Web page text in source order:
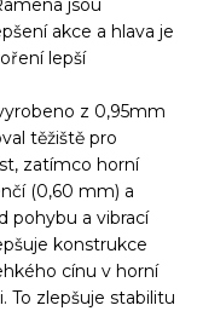
akce a hlava je
lepší
z 0,95mm
těžiště pro
zatímco horní
(0,60 mm) a
pohybu a vibrací
konstrukce
cínu v horní
To zlepšuje stabilitu